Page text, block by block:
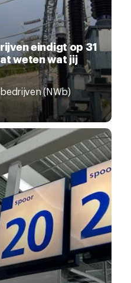
eindigt op 31
weten wat jij
(NWb)